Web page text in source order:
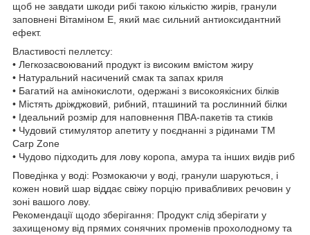
щоб не завдати шкоди рибі такою кількістю жирів, гранули
заповнені Вітаміном Е, який має сильний антиоксидантний
ефект.
Властивості пеллетсу:
• Легкозасвоюваний продукт із високим вмістом жиру
• Натуральний насичений смак та запах криля
• Багатий на амінокислоти, одержані з високоякісних білків
• Містять дріжджовий, рибний, пташиний та рослинний білки
• Ідеальний розмір для наповнення ПВА-пакетів та стиків
• Чудовий стимулятор апетиту у поєднанні з рідинами ТМ
Carp Zone
• Чудово підходить для лову коропа, амура та інших видів риб
Поведінка у воді: Розмокаючи у воді, гранули шаруються, і
кожен новий шар віддає свіжу порцію привабливих речовин у
зоні вашого лову.
Рекомендації щодо зберігання: Продукт слід зберігати у
захищеному від прямих сонячних променів прохолодному та